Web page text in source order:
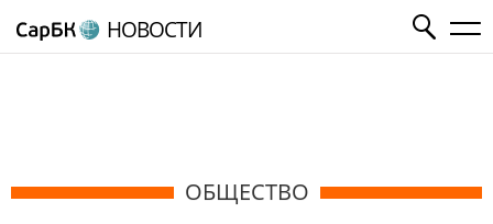
НОВОСТИ
ОБЩЕСТВО